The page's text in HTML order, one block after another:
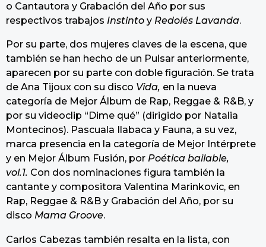
o Cantautora y Grabación del Año por sus
respectivos trabajos Instinto y Redolés Lavanda.
Por su parte, dos mujeres claves de la escena, que
también se han hecho de un Pulsar anteriormente,
aparecen por su parte con doble figuración. Se trata
de Ana Tijoux con su disco Vida, en la nueva
categoría de Mejor Álbum de Rap, Reggae & R&B, y
por su videoclip “Dime qué” (dirigido por Natalia
Montecinos). Pascuala Ilabaca y Fauna, a su vez,
marca presencia en la categoría de Mejor Intérprete
y en Mejor Álbum Fusión, por Poética bailable,
vol.1. Con dos nominaciones figura también la
cantante y compositora Valentina Marinkovic, en
Rap, Reggae & R&B y Grabación del Año, por su
disco Mama Groove.
Carlos Cabezas también resalta en la lista, con